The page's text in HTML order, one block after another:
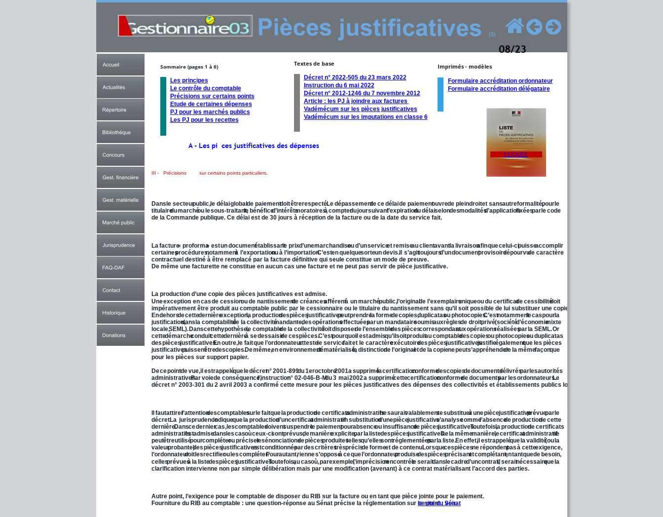
A - Les pièces justificatives des dépenses
III - Précisions sur certains points particuliers.
Dansle secteurpublic,le délaiglobalde paiementdoitêtrerespecté.Ledépassementdecedélaide paiementouvrede pleindroitet sansautreformalité,pourle
titulairedumarchéoulesous-traitant,
lebénéficed’intérêtsmoratoires,
àcompterdujoursuivantl’expirationdudélaiselondesmodalitésd’applicationfixéesparlecode
de la Commande publique. Ce délai est de 30 jours à réception de la facture ou de la date du service fait.
La facture« proforma
» estundocumentétablissantle prixd’unemarchandiseoud’unserviceetremiseauclientavantla livraisonafinquecelui-cipuisseaccomplir
certainesprocédures,notamment
à l’exportationouà l’importation.C’estenquelquesorteundevis.Il s’agittoujoursd’undocumentprovisoiredépourvude caractère
contractuel destiné à être remplacé par la facture définitive qui seule constitue un mode de preuve.
De même une facturette ne constitue en aucun cas une facture et ne peut pas servir de pièce justificative.
La production d’une copie des pièces justificatives est admise.
Uneexception
: encasde cessionoude nantissementde créancesafférentà unmarchépublic,l’originalde l’exemplaireuniqueoudu certificatdecessibilitédoit
impérativement être produit au comptable public par le cessionnaire ou le titulaire du nantissement sans qu’il soit possible de lui substituer une copie.
Endehorsdecettedernièreexception,laproductiondespiècesjustificativespeutprendrelaformedecopies,duplicatasouphotocopies.C’estnotammentlecaspourla
justification,dans la comptabilitéde lacollectivitémandante,desopérationseffectuéesparun mandatairesoumisauxrèglesde droitprivé(sociétéd’économiemixte
locale,SEML). Danscettehypothèse,le comptablede la collectivitédoitdisposerde l’ensembledespiècescorrespondantauxopérationsréaliséespar la SEML.Or
cettedémarcheconduitcettedernièreà sedessaisirdecespièces.C’estpourquoiil estadmisqu’il soitproduitaucomptabledescopiesouphotocopiesouduplicatas
despiècesjustificatives.En outre,le faitque l’ordonnateurattestele servicefaitet le caractèreexécutoiredespiècesjustificativesjustifieégalementque les pièces
justificativespuissentêtredescopies.Demême,enenvironnementdématérialisé,
ladistinctionde l’originaletde lacopienepeuts’appréhender
de lamêmefaçonque
pour les pièces sur support papier.
Decepointdevue,ilestrappeléqueledécretn°2001-899du1eroctobre2001asupprimélacertificationconformedescopiesdedocumentsdélivrésparlesautorités
administratives.Parvoiede conséquence,l’instructionn° 02-046-B-Mdu3 mai2002a supprimécettecertificationconformededocumentspar lesordonnateurs.Le
décret n° 2003-301 du 2 avril 2003 a confirmé cette mesure pour les pièces justificatives des dépenses des collectivités et établissements publics locaux.
Ilfautattirerl’attentiondescomptablessurlefaitquelaproductiondecertificatsadministratifs
nesauraitvalablementsesubstituer
àunepiècejustificativeprévueparle
décret.La jurisprudenceindiquequela productiond’uncertificatadministratif
ensubstitutiond’unepiècejustificatives’analysecommel’absencedeproductiondecette
dernière.Danscederniercas,lescomptablesdoiventsuspendrelepaiementpourabsenceouinsuffisancedepiècesjustificatives.Toutefois,laproductiondecertificats
administratifsestadmisedans lescasoùceux-cisontprévus,demanièreexplicite,par la listedespiècesjustificatives.
De lamêmemanière,lecertificatadministratif
ne
peutêtreutilisépourcompléteroupréciserlesénonciationsdepiècesproduitestellesqu’ellessontréglementéesparla liste.Eneffet,il estrappeléque lavalidité(ou la
valeurprobante)despiècesjustificativesestconditionnéepardescritèrestrèsprécisdeformeetdecontenu.Lorsquecespiècesnerépondentpasà cetteexigence,
l’ordonnateurdoit lesrectifierou lescompléter.Pourautant,riennes’opposeàceque l’ordonnateurproduisedespiècesprécisantetcomplétant,entantquede besoin,
cellesprévuesà la listedespiècesjustificatives. Toutefois,aucasoù,parexemple,l’imprécisionrencontrée
leseraitdanslecadred’uncontrat,ilseraitnécessairequela
clarification intervienne non par simple délibération mais par une modification (avenant) à ce contrat matérialisant l’accord des parties.
Autre point, l’exigence pour le comptable de disposer du RIB sur la facture ou en tant que pièce jointe pour le paiement.
Fourniture du RIB au comptable : une question-réponse au Sénat précise la réglementation sur ce point ; voir
le site du Sénat
.
Les principes
Le contrôle du comptable
Précisions sur certains points
Etude de certaines dépenses
PJ pour les marchés publics
Les PJ pour les recettes
Sommaire (pages 1 à 6)
Formulaire accréditation ordonnateur
Formulaire accréditation délégataire
Imprimés - modèles
Décret n° 2022-505 du 23 mars 2022
Instruction du 6 mai 2022
Décret n° 2012-1246 du 7 novembre 2012
Article : les PJ à joindre aux factures
Vadémécum sur les pièces justificatives
Vadémécum sur les imputations en classe 6
Textes de base
08/23
CLIQUEZ